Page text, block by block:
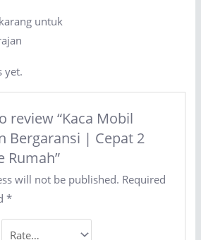
untuk
yet.
review “Kaca Mobil
Bergaransi | Cepat 2
Rumah”
will not be published. Required
*